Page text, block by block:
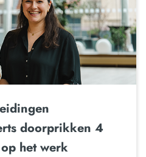
doorprikken 4
het werk